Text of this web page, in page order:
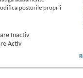
posturile proprii
are
Inactiv
Activ